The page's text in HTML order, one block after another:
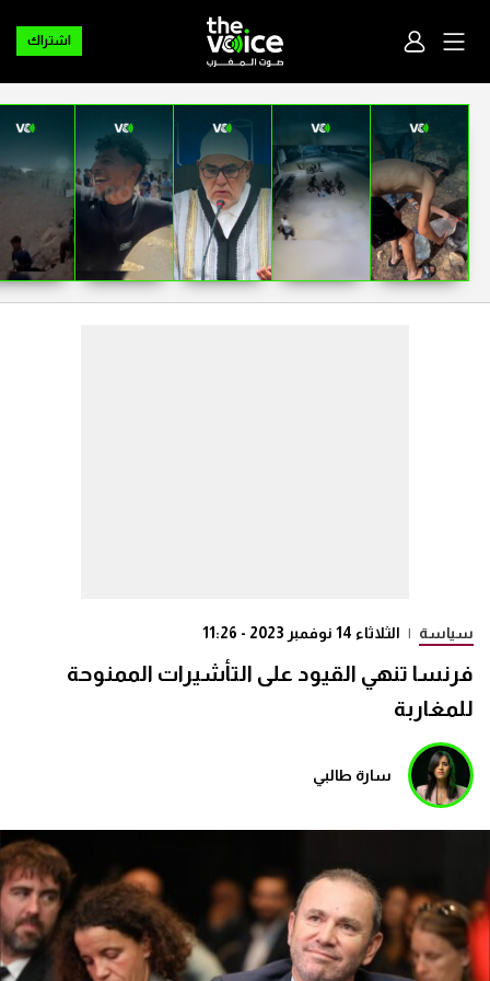
اشتراك
سياسة | الثلاثاء 14 نوفمبر 2023 - 11:26
فرنسا تنهي القيود على التأشيرات الممنوحة
للمغاربة
سارة طالبي